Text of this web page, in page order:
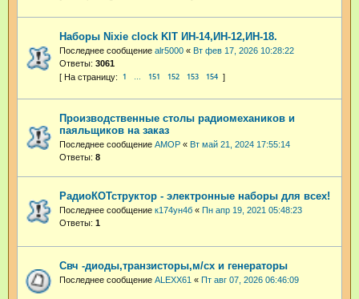
Наборы Nixie clock KIT ИН-14,ИН-12,ИН-18.
Последнее сообщение alr5000 « Вт фев 17, 2026 10:28:22
Ответы: 3061
1 … 151 152 153 154
Производственные столы радиомехаников и
паяльщиков на заказ
Последнее сообщение АМОР « Вт май 21, 2024 17:55:14
Ответы: 8
РадиоКОТструктор - электронные наборы для всех!
Последнее сообщение к174ун4б « Пн апр 19, 2021 05:48:23
Ответы: 1
Свч -диоды,транзисторы,м/сх и генераторы
Последнее сообщение ALEXX61 « Пт авг 07, 2026 06:46:09